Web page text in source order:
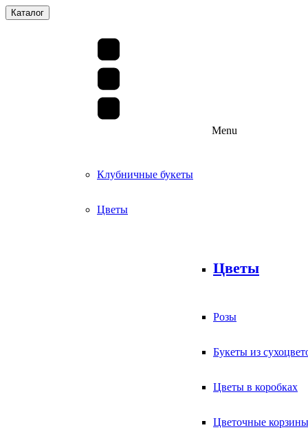
Каталог
Menu
Клубничные букеты
Цветы
Цветы
Розы
Букеты из
Цветы в коробках
Цветочные корзины